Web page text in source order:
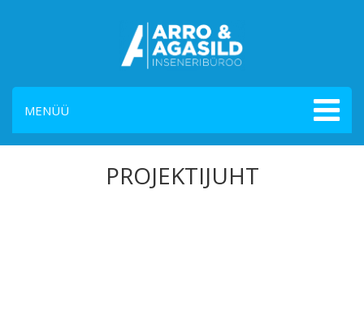
MENÜÜ
PROJEKTIJUHT